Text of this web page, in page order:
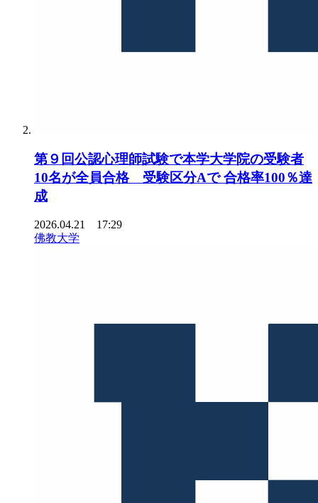
第９回公認心理師試験で本学大学院の受験者
10名が全員合格 受験区分Aで 合格率100％達
成
2026.04.21 17:29
佛教大学